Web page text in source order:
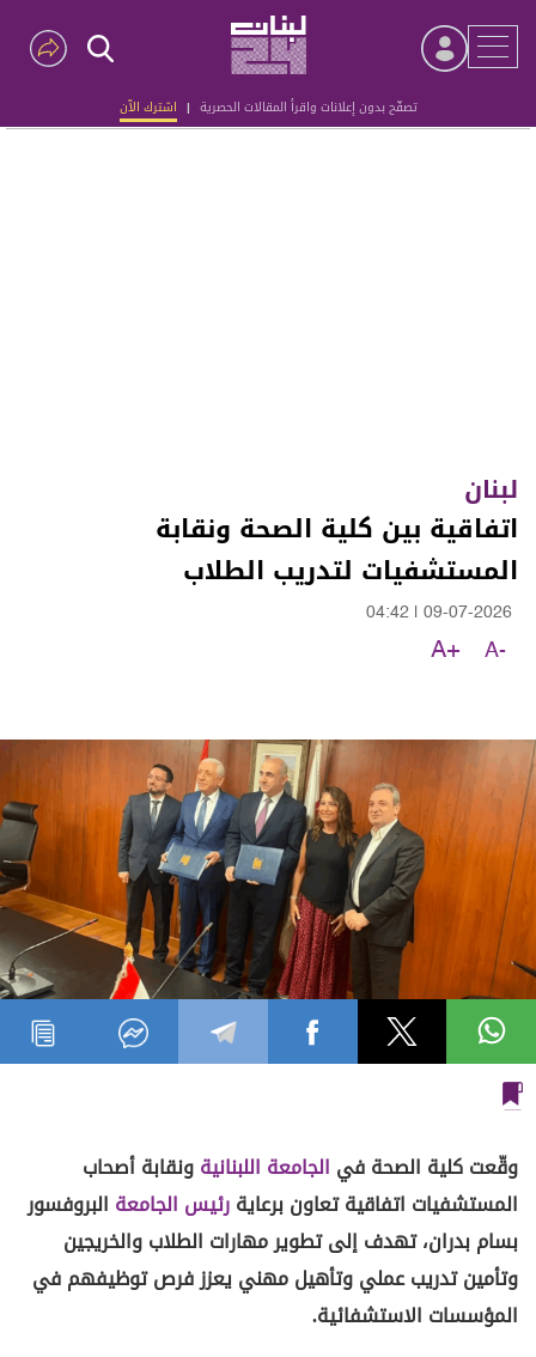
تصفّح بدون إعلانات واقرأ المقالات الحصرية | اشترك الآن
Advertisement
لبنان
اتفاقية بين كلية الصحة ونقابة
المستشفيات لتدريب الطلاب
09-07-2026
04:42
A-
A+
وقّعت كلية الصحة في الجامعة اللبنانيةونقابة أصحاب
المستشفيات اتفاقية تعاون برعايةرئيس الجامعة البروفسور
بسام بدران، تهدف إلى تطوير مهارات الطلاب والخريجين
وتأمين تدريب عملي وتأهيل مهني يعزز فرص توظيفهم في
المؤسسات الاستشفائية.